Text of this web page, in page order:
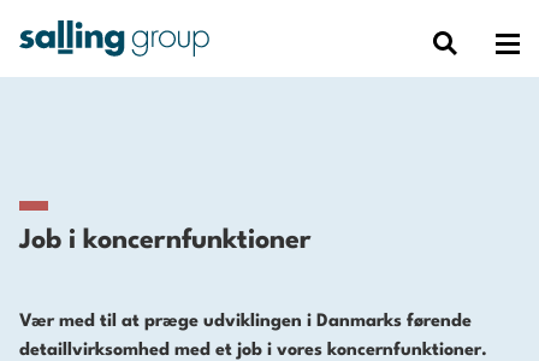
Job i koncernfunktioner
Vær med til at præge udviklingen i Danmarks førende
detaillvirksomhed med et job i vores koncernfunktioner.